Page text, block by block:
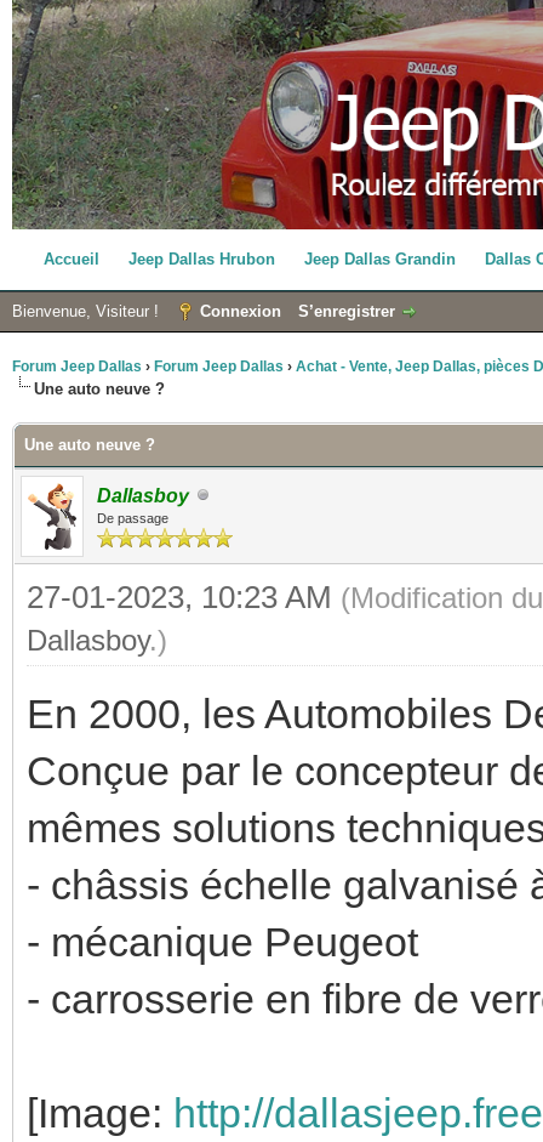
Accueil Jeep Dallas Hrubon Jeep Dallas Grandin Dallas
Bienvenue, Visiteur ! Connexion S’enregistrer
Forum Jeep Dallas › Forum Jeep Dallas › Achat - Vente, Jeep Dallas, pièces
Une auto neuve ?
Une auto neuve ?
Dallasboy
De passage
27-01-2023, 10:23 AM (Modification
Dallasboy.)
En 2000, les Automobiles
Conçue par le concepteur
mêmes solutions
- châssis échelle galvanisé
- mécanique Peugeot
- carrosserie en fibre de
[Image: http://